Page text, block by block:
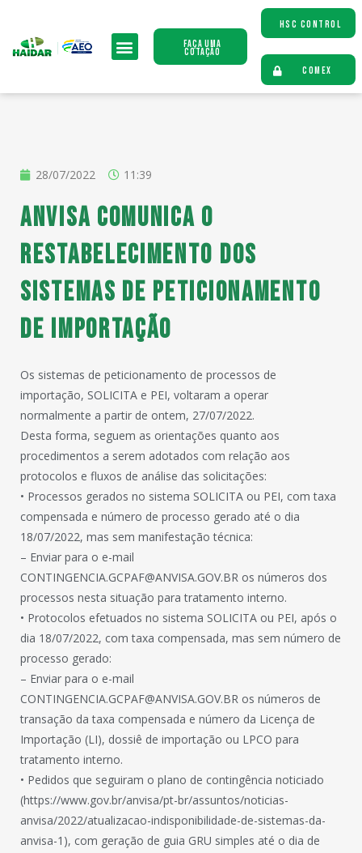
Faça uma
Cotação
HSC CONTROL
COMEX
28/07/2022 11:39
ANVISA comunica o
restabelecimento dos
sistemas de peticionamento
de importação
Os sistemas de peticionamento de processos de
importação, SOLICITA e PEI, voltaram a operar
normalmente a partir de ontem, 27/07/2022.
Desta forma, seguem as orientações quanto aos
procedimentos a serem adotados com relação aos
protocolos e fluxos de análise das solicitações:
• Processos gerados no sistema SOLICITA ou PEI, com taxa
compensada e número de processo gerado até o dia
18/07/2022, mas sem manifestação técnica:
– Enviar para o e-mail
CONTINGENCIA.GCPAF@ANVISA.GOV.BR os números dos
processos nesta situação para tratamento interno.
• Protocolos efetuados no sistema SOLICITA ou PEI, após o
dia 18/07/2022, com taxa compensada, mas sem número de
processo gerado:
– Enviar para o e-mail
CONTINGENCIA.GCPAF@ANVISA.GOV.BR os números de
transação da taxa compensada e número da Licença de
Importação (LI), dossiê de importação ou LPCO para
tratamento interno.
• Pedidos que seguiram o plano de contingência noticiado
(https://www.gov.br/anvisa/pt-br/assuntos/noticias-
anvisa/2022/atualizacao-indisponibilidade-de-sistemas-da-
anvisa-1), com geração de guia GRU simples até o dia de